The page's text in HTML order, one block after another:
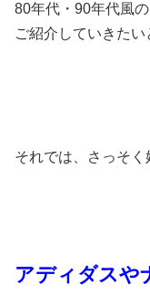
80年代・90年代風
ご紹介していきたい
それでは、さっそく
アディダスや